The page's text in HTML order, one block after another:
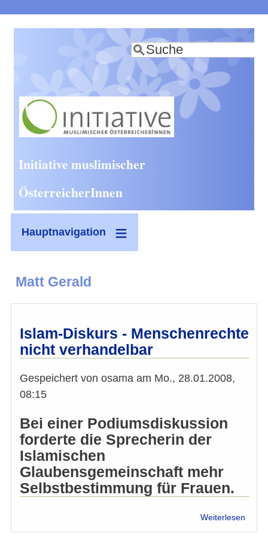
zum
Inhalt
Suche
Initiative muslimischer
ÖsterreicherInnen
Hauptnavigation
Matt Gerald
Islam-Diskurs - Menschenrechte
nicht verhandelbar
Gespeichert von osama am Mo., 28.01.2008,
08:15
Bei einer Podiumsdiskussion
forderte die Sprecherin der
Islamischen
Glaubensgemeinschaft mehr
Selbstbestimmung für Frauen.
Weiterlesen